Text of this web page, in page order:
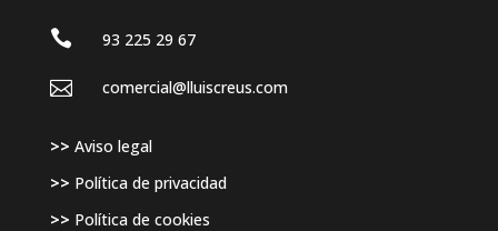
 93 225 29 67
 comercial@lluiscreus.com
>> Aviso legal
>> Política de privacidad
>> Política de cookies